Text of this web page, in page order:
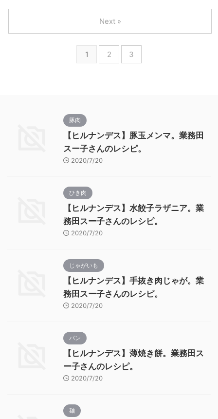
1 2 3
Next »
豚肉
【ヒルナンデス】豚玉メンマ。業務田
スー子さんのレシピ。
2020/7/20
ひき肉
【ヒルナンデス】水餃子ラザニア。業
務田スー子さんのレシピ。
2020/7/20
じゃがいも
【ヒルナンデス】手抜き肉じゃが。業
務田スー子さんのレシピ。
2020/7/20
パン
【ヒルナンデス】薄焼き餅。業務田ス
ー子さんのレシピ。
2020/7/20
麺